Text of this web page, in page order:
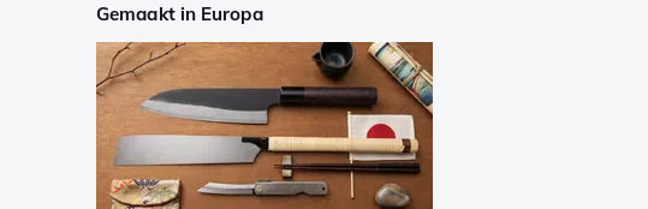
Gemaakt in Europa